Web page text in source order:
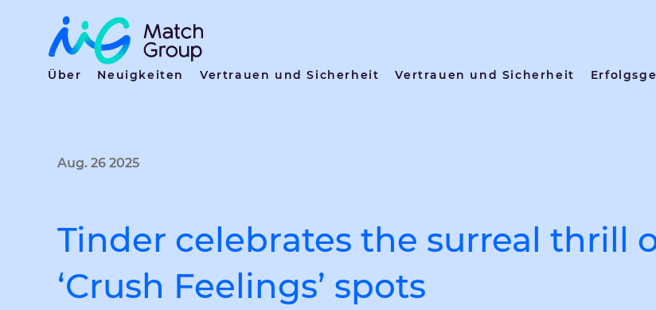
Über Neuigkeiten Vertrauen und Sicherheit Vertrauen und Sicherheit
Aug. 26 2025
Tinder celebrates the surreal thrill
‘Crush Feelings’ spots